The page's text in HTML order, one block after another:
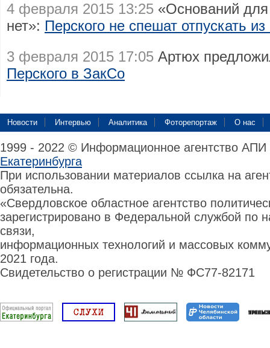
4 февраля 2015 13:25 «Оснований
нет»: Перского не спешат отпускать
3 февраля 2015 17:05 Артюх
Перского в ЗакСо
Новости Интервью Аналитика Фоторепортаж О нас
1999 - 2022 © Информационное агентство
Екатеринбурга
При использовании материалов ссылка на
обязательна.
«Свердловское областное агентство
зарегистрировано в Федеральной службой по
связи,
информационных технологий и массовых
2021 года.
Свидетельство о регистрации № ФС77-82171